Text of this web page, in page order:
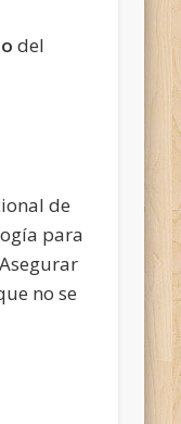
del
de
para
no se